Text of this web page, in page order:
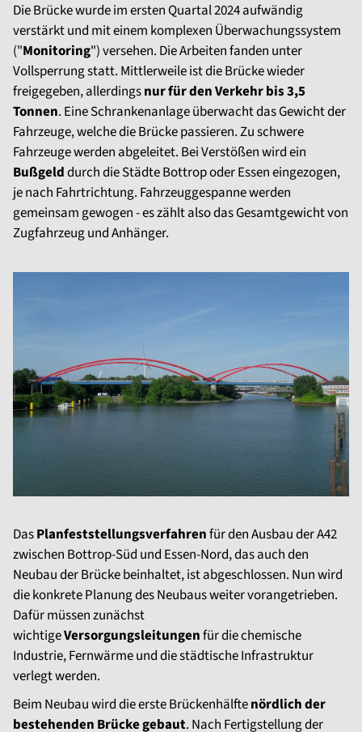
Die Brücke wurde im ersten Quartal 2024 aufwändig
verstärkt und mit einem komplexen Überwachungssystem
("Monitoring") versehen. Die Arbeiten fanden unter
Vollsperrung statt. Mittlerweile ist die Brücke wieder
freigegeben, allerdingsnur für den Verkehr bis 3,5
Tonnen. Eine Schrankenanlage überwacht das Gewicht der
Fahrzeuge, welche die Brücke passieren. Zu schwere
Fahrzeuge werden abgeleitet. Bei Verstößen wird ein
Bußgelddurch die Städte Bottrop oder Essen eingezogen,
je nach Fahrtrichtung. Fahrzeuggespanne werden
gemeinsam gewogen - es zählt also das Gesamtgewicht von
Zugfahrzeug und Anhänger.
DasPlanfeststellungsverfahrenfür den Ausbau der A42
zwischen Bottrop-Süd und Essen-Nord, das auch den
Neubau der Brücke beinhaltet, ist abgeschlossen. Nun wird
die konkrete Planung des Neubaus weiter vorangetrieben.
Dafür müssen zunächst
wichtigeVersorgungsleitungenfür die chemische
Industrie, Fernwärme und die städtische Infrastruktur
verlegt werden.
Beim Neubau wird die erste Brückenhälftenördlich der
bestehenden Brücke gebaut. Nach Fertigstellung der